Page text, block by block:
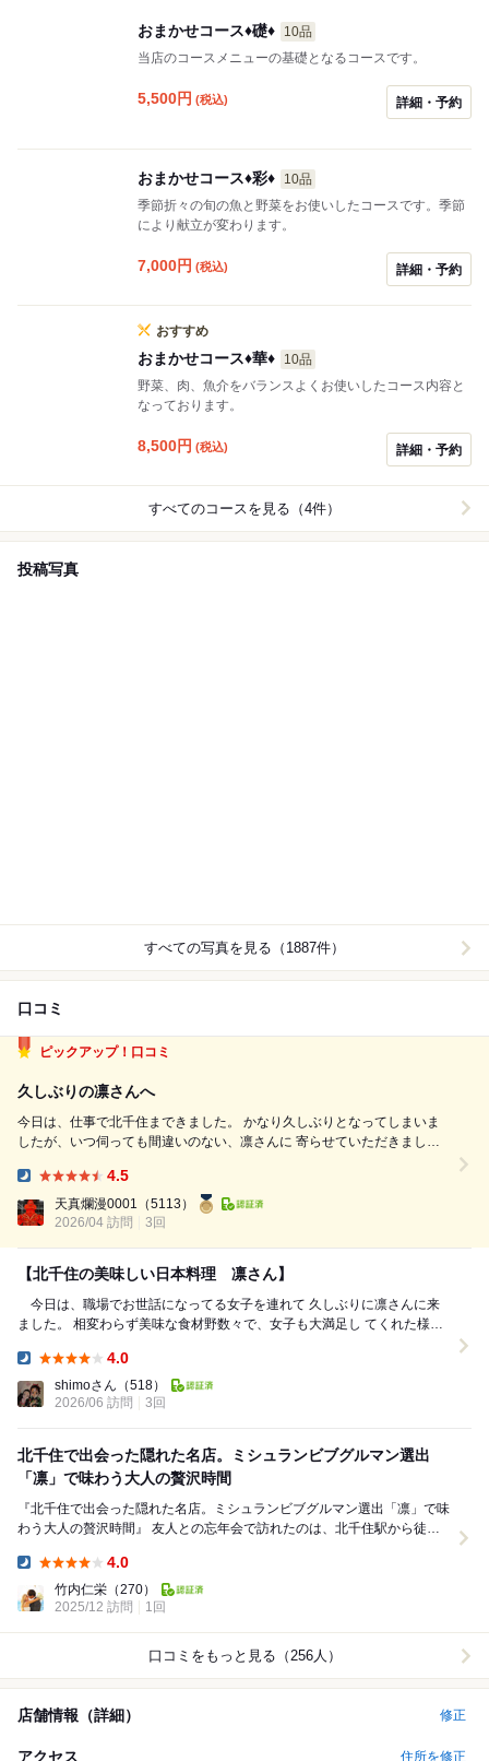
おまかせコース♦︎礎♦︎
10品
当店のコースメニューの基礎となるコースです。
5,500円 (税込) 詳細・予約
おまかせコース♦︎彩♦︎
10品
季節折々の旬の魚と野菜をお使いしたコースです。季節
により献立が変わります。
7,000円 (税込) 詳細・予約
おすすめ
おまかせコース♦︎華♦︎
10品
野菜、肉、魚介をバランスよくお使いしたコース内容と
なっております。
8,500円 (税込) 詳細・予約
すべてのコースを見る（4件）
投稿写真
すべての写真を見る（1887件）
口コミ
ピックアップ！口コミ
久しぶりの凛さんへ
今日は、仕事で北千住まできました。 かなり久しぶりとなってしまいま
したが、いつ伺っても間違いのない、凛さんに 寄らせていただきまし
理をたくさんいただきました。 駅からは少しあるきますが、雰囲気のあ
る下町の商店街の入り口付近にあ...
4.5
天真爛漫0001 （5113）
2026/04 訪問
3回
【北千住の美味しい日本料理 凛さん】
今日は、職場でお世話になってる女子を連れて 久しぶりに凛さんに来
ました。 相変わらず美味な食材野数々で、女子も大満足し てくれた様
4.0
shimoさん （518）
2026/06 訪問
3回
北千住で出会った隠れた名店。ミシュランビブグルマン選出
「凛」で味わう大人の贅沢時間
『北千住で出会った隠れた名店。ミシュランビブグルマン選出「凛」で味
わう大人の贅沢時間』 友人との忘年会で訪れたのは、北千住駅から徒歩
4.0
竹内仁栄 （270）
2025/12 訪問
1回
口コミをもっと見る（256人）
店舗情報（詳細） 修正
アクセス 住所を修正